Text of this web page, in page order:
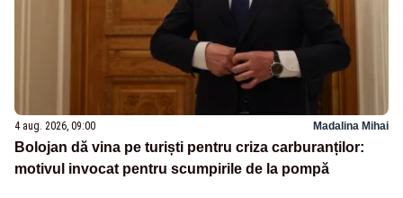
4 aug. 2026, 09:00 Madalina Mihai
Bolojan dă vina pe turiști pentru criza carburanților:
motivul invocat pentru scumpirile de la pompă